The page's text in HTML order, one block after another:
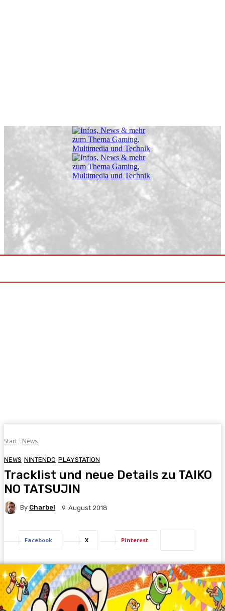
Start News
NEWS NINTENDO PLAYSTATION
Tracklist und neue Details zu TAIKO
NO TATSUJIN
By Charbel 9. August 2018
Facebook X Pinterest